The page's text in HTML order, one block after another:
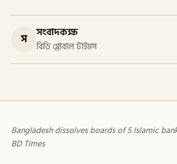
স সংবাদকক্ষ
বিডি গ্লোবাল টাইমস
Bangladesh dissolves boards of 5 Islamic
BD Times